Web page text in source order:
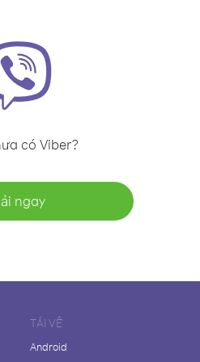
có Viber?
ngay
TẢI VỀ
Android